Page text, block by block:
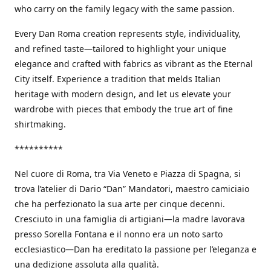
who carry on the family legacy with the same passion.
Every Dan Roma creation represents style, individuality,
and refined taste—tailored to highlight your unique
elegance and crafted with fabrics as vibrant as the Eternal
City itself. Experience a tradition that melds Italian
heritage with modern design, and let us elevate your
wardrobe with pieces that embody the true art of fine
shirtmaking.
**********
Nel cuore di Roma, tra Via Veneto e Piazza di Spagna, si
trova l’atelier di Dario “Dan” Mandatori, maestro camiciaio
che ha perfezionato la sua arte per cinque decenni.
Cresciuto in una famiglia di artigiani—la madre lavorava
presso Sorella Fontana e il nonno era un noto sarto
ecclesiastico—Dan ha ereditato la passione per l’eleganza e
una dedizione assoluta alla qualità.